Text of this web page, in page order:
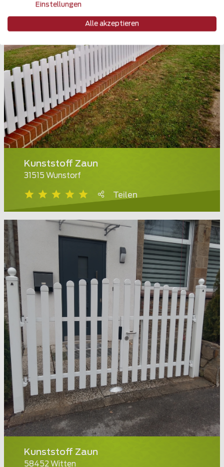
Kunststoff Zaun
31515 Wunstorf
Teilen
Kunststoff Zaun
58452 Witten
Einstellungen
Alle akzeptieren